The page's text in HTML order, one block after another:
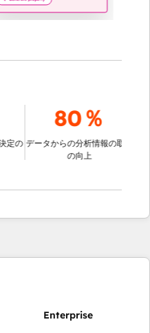
80％
データからの分析情報の取得
の向上